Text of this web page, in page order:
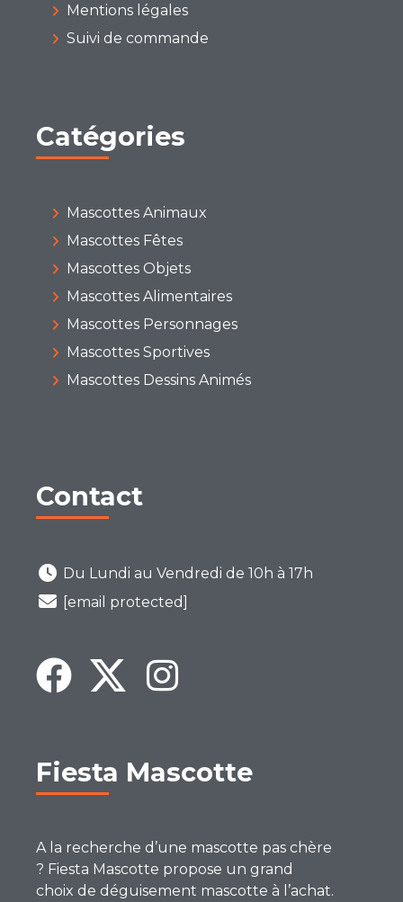
Mentions légales
Suivi de commande
Catégories
Mascottes Animaux
Mascottes Fêtes
Mascottes Objets
Mascottes Alimentaires
Mascottes Personnages
Mascottes Sportives
Mascottes Dessins Animés
Contact
Du Lundi au Vendredi de 10h à 17h
[email protected]
Fiesta Mascotte
A la recherche d’une mascotte pas chère
? Fiesta Mascotte propose un grand
choix de déguisement mascotte à l’achat.